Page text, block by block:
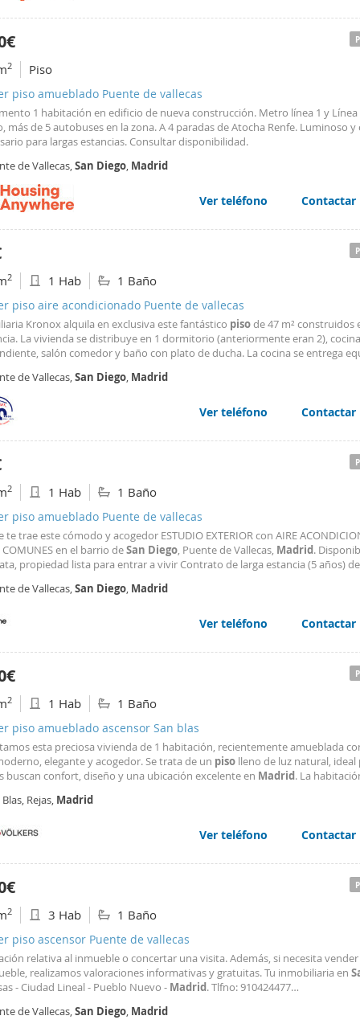
2 Piso
piso amueblado Puente de vallecas
1 habitación en edificio de nueva construcción. Metro línea 1 y Línea
más de 5 autobuses en la zona. A 4 paradas de Atocha Renfe. Luminoso
para largas estancias. Consultar disponibilidad.
de Vallecas,San Diego, Madrid
Ver teléfono Contactar
2 1 Hab 1 Baño
piso aire acondicionado Puente de vallecas
Kronox alquila en exclusiva este fantástico pisode 47 m² construidos
La vivienda se distribuye en 1 dormitorio (anteriormente eran 2), cocina
salón comedor y baño con plato de ducha. La cocina se entrega
al futuro inquilino la posibilidad
de Vallecas,San Diego, Madrid
Ver teléfono Contactar
2 1 Hab 1 Baño
piso amueblado Puente de vallecas
te trae este cómodo y acogedor ESTUDIO EXTERIOR con AIRE
COMUNES en el barrio deSan Diego, Puente de Vallecas, Madrid.
propiedad lista para entrar a vivir Contrato de larga estancia (5 años) de
para que tu hogar sea una experiencia
de Vallecas,San Diego, Madrid
Ver teléfono Contactar
2 1 Hab 1 Baño
piso amueblado ascensor San blas
esta preciosa vivienda de 1 habitación, recientemente amueblada
elegante y acogedor. Se trata de un piso lleno de luz natural, ideal
buscan confort, diseño y una ubicación excelente en Madrid. La
El baño ha sido completamente reformado
Blas, Rejas, Madrid
Ver teléfono Contactar
2 3 Hab 1 Baño
piso ascensor Puente de vallecas
relativa al inmueble o concertar una visita. Además, si necesita
realizamos valoraciones informativas y gratuitas. Tu inmobiliaria en
- Ciudad Lineal - Pueblo Nuevo - Madrid. Tlfno: 910424477
no es contractual ni vinculante y puede contener errores. Oferta sujeta
de Vallecas,San Diego, Madrid